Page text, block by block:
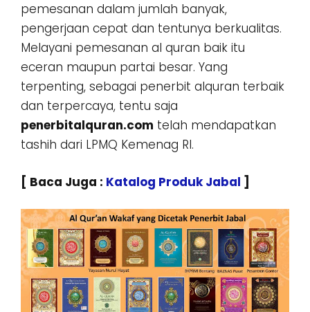
pemesanan dalam jumlah banyak,
pengerjaan cepat dan tentunya berkualitas.
Melayani pemesanan al quran baik itu
eceran maupun partai besar. Yang
terpenting, sebagai penerbit alquran terbaik
dan terpercaya, tentu saja
penerbitalquran.com telah mendapatkan
tashih dari LPMQ Kemenag RI.
[ Baca Juga : Katalog Produk Jabal ]